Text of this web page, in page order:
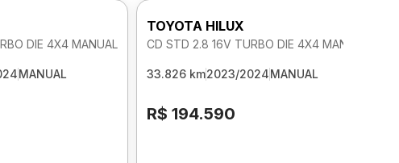
DIE 4X4 MANUAL
MANUAL
TOYOTA HILUX
CD STD 2.8 16V TURBO DIE 4X4 MANUAL
33.826 km2023/2024MANUAL
R$ 194.590